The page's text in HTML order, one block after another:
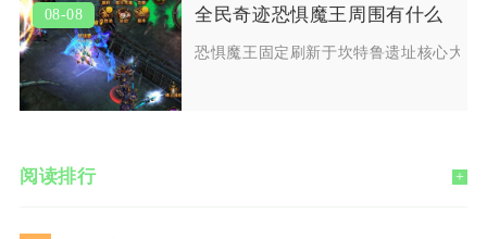
08-08 全民奇迹恐惧魔王周围有什么
恐惧魔王固定刷新于坎特鲁遗址核心大
阅读排行 +